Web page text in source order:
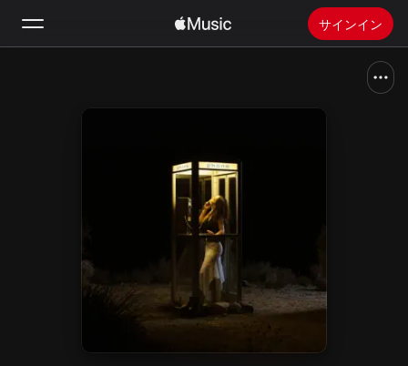
サインイン
Apple Musicをインストール